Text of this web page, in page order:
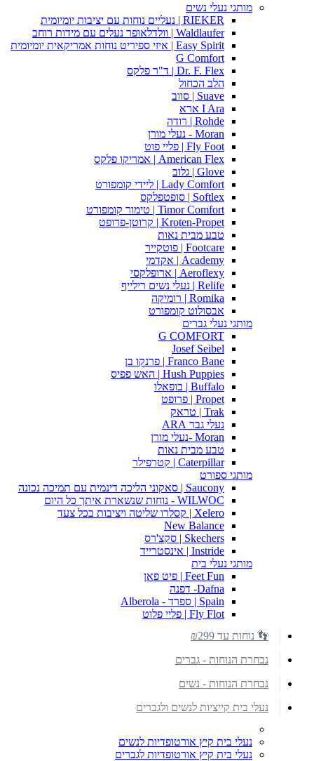
מותגי נעלי נשים
RIEKER | נעליים נוחות עם יציבות יומיומית
Waldlaufer | וולדלאופר נעלים עם מידות רוחב
Easy Spirit | איזי ספיריט נוחות אמריקאית יומיומית
G Comfort
Dr. F. Flex | ד"ר פלקס
הלב הכחול
Suave | סווב
I Ara ארא
Rohde | רודה
Moran - נעלי מורן
Fly Foot | פליי פוט
American Flex | אמריקו פלקס
Glove | גלוב
Lady Comfort | ליידי קומפורט
Softlex | סופטפלקס
Timor Comfort | טימור קומפורט
Kroten-Propet | קרוטן-פרופט
טבע מבית נאות
Footcare | פוטקייר
Academy | אקדמי
Aeroflexy | ארופלקסי
Relife | נעלי נשים רילייף
Romika | רומיקה
אבסולוט קומפורט
מותגי נעלי גברים
G COMFORT
Josef Seibel
Franco Bane | פרנקו בן
Hush Puppies | האש פפיס
Buffalo | בופאלו
Propet | פרופט
Trak | טראק
נעלי גבר ARA
Moran -נעלי מורן
טבע מבית נאות
Caterpillar | קטרפילר
מותגי ספורט
Saucony | סאקוני הליכה דינמית עם תמיכה נכונה
WILWOC - נוחות שנשארת איתך כל היום
Xelero | קסלרו שליטה ויציבות בכל צעד
New Balance
Skechers | סקצ'רס
Instride | אינסטרייד
מותגי נעלי בית
Feet Fun | פיט פאן
Dafna- דפנה
Spain | ספרד - Alberola
Fly Flot | פליי פלוט
👣 נוחות עד ₪299
נבחרת הנוחות - גברים
נבחרת הנוחות - נשים
נעלי בית קייציות לנשים ולגברים
נעלי בית קיץ אורטופדיות לנשים
נעלי בית קיץ אורטופדיות לגברים